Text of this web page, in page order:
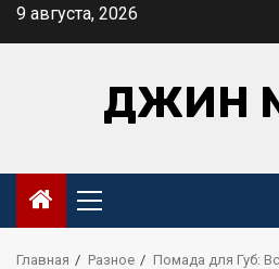
Перейти
9 августа, 2026
ДЖИН
Основное
меню
Главная Разное Помада для Губ: